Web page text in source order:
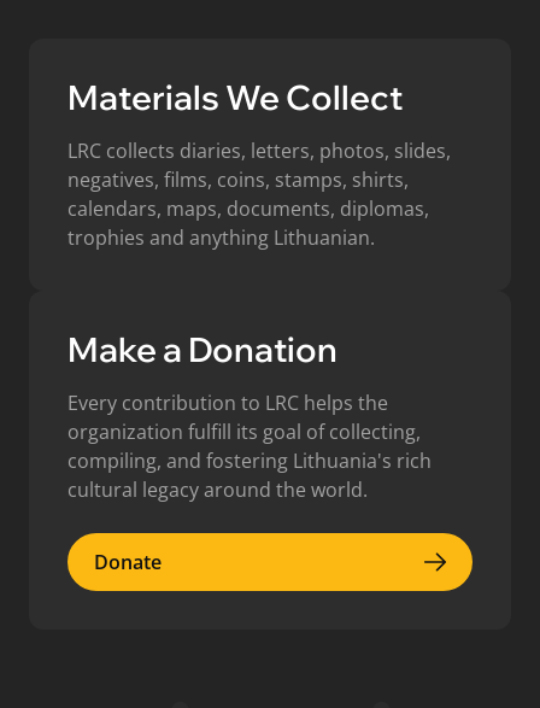
Materials We Collect
LRC collects diaries, letters, photos, slides,
negatives, films, coins, stamps, shirts,
calendars, maps, documents, diplomas,
trophies and anything Lithuanian.
Make a Donation
Every contribution to LRC helps the
organization fulfill its goal of collecting,
compiling, and fostering Lithuania's rich
cultural legacy around the world.
Donate